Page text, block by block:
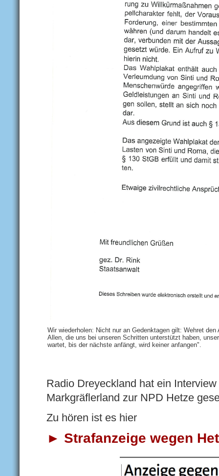
Wir wiederholen: Nicht nur an Gedenktagen gilt: Wehret
Allen, die uns bei unseren Schritten unterstützt haben,
wartet, bis der nächste anfängt, wird keiner anfangen".
Radio Dreyeckland hat ein
Markgräflerland zur NPD
Zu hören ist es hier
► Strafanzeige wegen